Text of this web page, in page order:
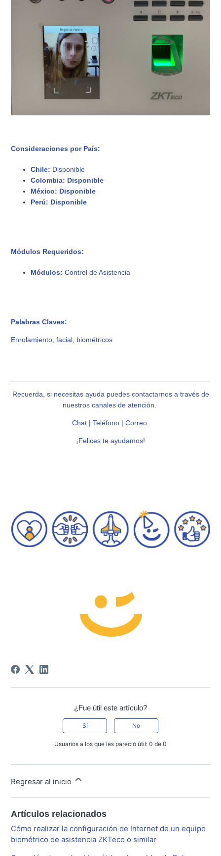
Consideraciones por País:
Chile: Disponible
Colombia: Disponible
México: Disponible
Perú: Disponible
Módulos Requeridos:
Módulos:Control de Asistencia
Palabras Claves:
Enrolamiento, facial, biométricos
Recuerda, si necesitas ayuda puedes contactarnos a través de
nuestros canales de atención.
Chat | Teléfono | Correo.
¡Felices te ayudamos!
¿Fue útil este artículo?
Sí No
Usuarios a los que les pareció útil: 0 de 0
Regresar al inicio
Artículos relacionados
Cómo realizar la configuración de Internet de un equipo
biométrico de asistencia ZKTeco o similar